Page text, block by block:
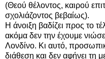
(Θεού θέλοντος, καιρού
σχολιάζοντος βεβαίως).
Η άνοιξη βαδίζει προς το
ακόμα δεν την έχουμε
Λονδίνο. Κι αυτό,
διάθεση και δεν αφήνει τη